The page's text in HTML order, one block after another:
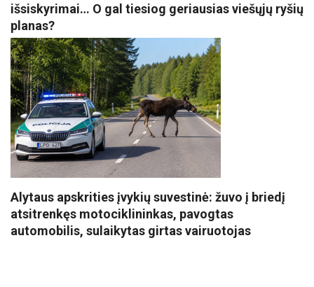
išsiskyrimai… O gal tiesiog geriausias viešųjų ryšių
planas?
Alytaus apskrities įvykių suvestinė: žuvo į briedį
atsitrenkęs motociklininkas, pavogtas
automobilis, sulaikytas girtas vairuotojas